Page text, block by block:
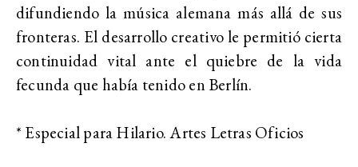
difundiendo la música alemana más allá de sus
fronteras. El desarrollo creativo le permitió cierta
continuidad vital ante el quiebre de la vida
fecunda que había tenido en Berlín.
* Especial para Hilario. Artes Letras Oficios